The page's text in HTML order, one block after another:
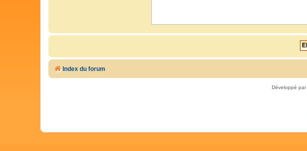
Index du forum
Développé par